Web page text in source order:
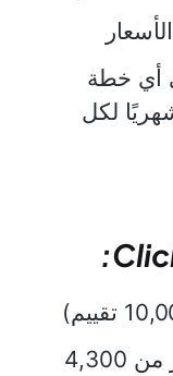
أي خطة
شهريًا لكل
4. 6/5. 0 (أكثر من 4,300